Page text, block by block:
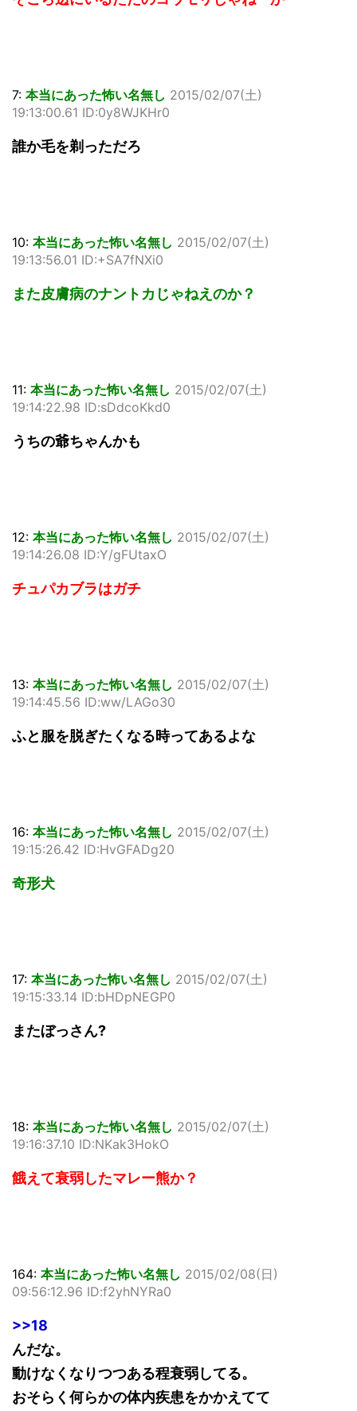
7: 本当にあった怖い名無し 2015/02/07(土)
19:13:00.61 ID:0y8WJKHr0
誰か毛を剃っただろ
10: 本当にあった怖い名無し 2015/02/07(土)
19:13:56.01 ID:+SA7fNXi0
また皮膚病のナントカじゃねえのか？
11: 本当にあった怖い名無し 2015/02/07(土)
19:14:22.98 ID:sDdcoKkd0
うちの爺ちゃんかも
12: 本当にあった怖い名無し 2015/02/07(土)
19:14:26.08 ID:Y/gFUtaxO
チュパカブラはガチ
13: 本当にあった怖い名無し 2015/02/07(土)
19:14:45.56 ID:ww/LAGo30
ふと服を脱ぎたくなる時ってあるよな
16: 本当にあった怖い名無し 2015/02/07(土)
19:15:26.42 ID:HvGFADg20
奇形犬
17: 本当にあった怖い名無し 2015/02/07(土)
19:15:33.14 ID:bHDpNEGP0
またぼっさん?
18: 本当にあった怖い名無し 2015/02/07(土)
19:16:37.10 ID:NKak3HokO
餓えて衰弱したマレー熊か？
164: 本当にあった怖い名無し 2015/02/08(日)
09:56:12.96 ID:f2yhNYRa0
>>18
んだな。
動けなくなりつつある程衰弱してる。
おそらく何らかの体内疾患をかかえてて